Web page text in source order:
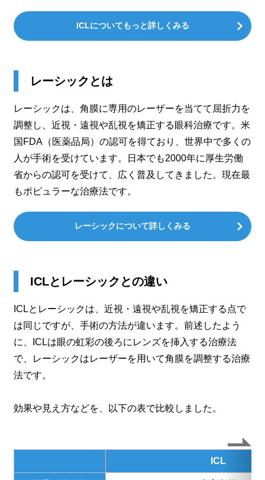
ICLについてもっと詳しくみる
レーシックとは
レーシックは、角膜に専用のレーザーを当てて屈折力を
調整し、近視・遠視や乱視を矯正する眼科治療です。米
国FDA（医薬品局）の認可を得ており、世界中で多くの
人が手術を受けています。日本でも2000年に厚生労働
省からの認可を受けて、広く普及してきました。現在最
もポピュラーな治療法です。
レーシックについて詳しくみる
ICLとレーシックとの違い
ICLとレーシックは、近視・遠視や乱視を矯正する点で
は同じですが、手術の方法が違います。前述したよう
に、ICLは眼の虹彩の後ろにレンズを挿入する治療法
で、レーシックはレーザーを用いて角膜を調整する治療
法です。
効果や見え方などを、以下の表で比較しました。
ICL